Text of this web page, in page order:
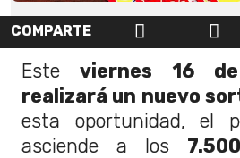
COMPARTE
Este viernes 16
realizará un nuevo
esta oportunidad, el
asciende a los